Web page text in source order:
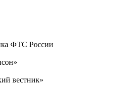
ФТС России
вестник»